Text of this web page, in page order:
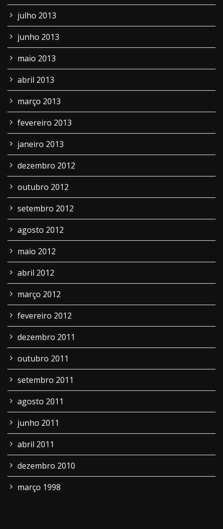
julho 2013
junho 2013
maio 2013
abril 2013
março 2013
fevereiro 2013
janeiro 2013
dezembro 2012
outubro 2012
setembro 2012
agosto 2012
maio 2012
abril 2012
março 2012
fevereiro 2012
dezembro 2011
outubro 2011
setembro 2011
agosto 2011
junho 2011
abril 2011
dezembro 2010
março 1998